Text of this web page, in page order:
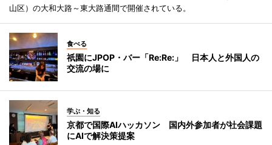
山区）の大和大路～東大路通間で開催されている。
食べる
祇園にJPOP・バー「Re:Re:」 日本人と外国人の
交流の場に
学ぶ・知る
京都で国際AIハッカソン 国内外参加者が社会課題
にAIで解決策提案